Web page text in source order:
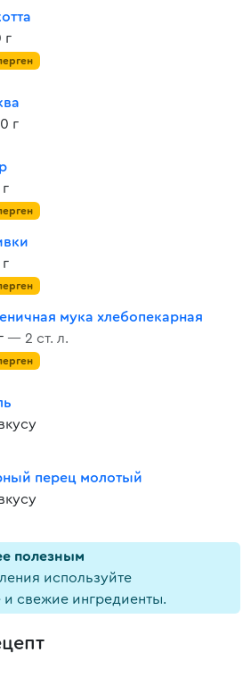
г
г
мука хлебопекарная
— 2 ст. л.
перец молотый
полезным
используйте
и свежие ингредиенты.